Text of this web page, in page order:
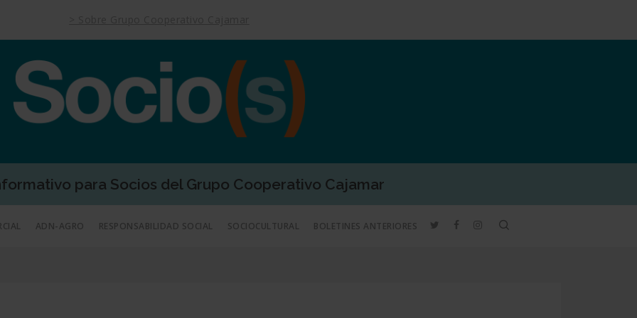
para Socios del Grupo Cooperativo Cajamar
ADN-AGRO RESPONSABILIDAD SOCIAL SOCIOCULTURAL BOLETINES ANTERIORES TWITTERFACEBOOKINSTAGRAM